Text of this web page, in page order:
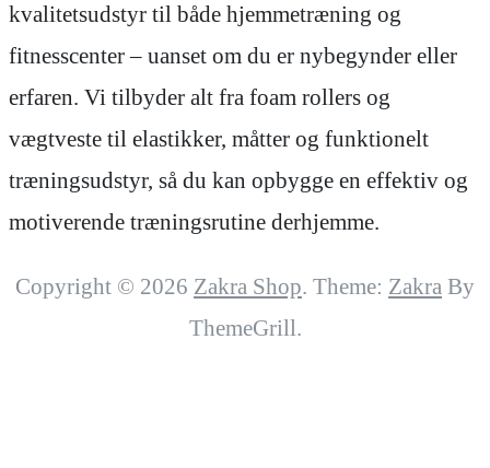
kvalitetsudstyr til både hjemmetræning og
fitnesscenter – uanset om du er nybegynder eller
erfaren. Vi tilbyder alt fra foam rollers og
vægtveste til elastikker, måtter og funktionelt
træningsudstyr, så du kan opbygge en effektiv og
motiverende træningsrutine derhjemme.
Copyright © 2026 Zakra Shop. Theme: Zakra By
ThemeGrill.